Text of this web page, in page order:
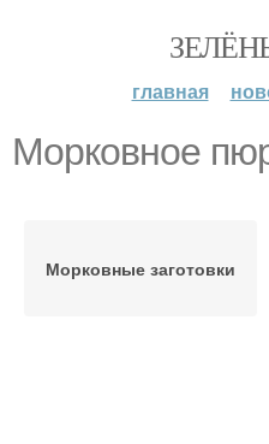
главная
Морковное
Морковные заготовки